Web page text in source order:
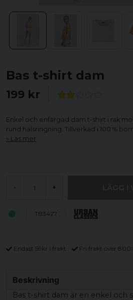
Bas t-shirt dam
199 kr
Enkel och enfärgad dam t-shirt i rak
rund halsringning. Tillverkad i 100 %
Läs mer
- +
TB3427
Endast 59kr i frakt Fri frakt över 800
Beskrivning
Bas t-shirt dam är en enkel och